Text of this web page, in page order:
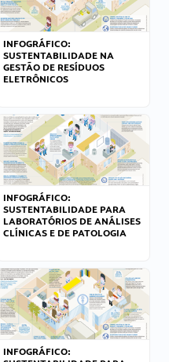
INFOGRÁFICO:
SUSTENTABILIDADE NA
GESTÃO DE RESÍDUOS
ELETRÔNICOS
INFOGRÁFICO:
SUSTENTABILIDADE PARA
LABORATÓRIOS DE ANÁLISES
CLÍNICAS E DE PATOLOGIA
INFOGRÁFICO: